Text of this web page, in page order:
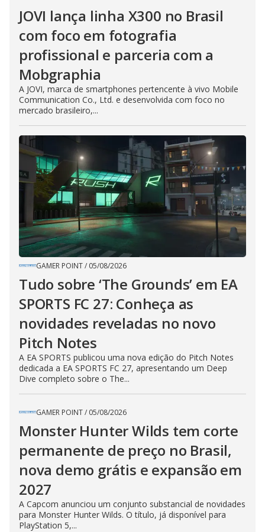
JOVI lança linha X300 no Brasil
com foco em fotografia
profissional e parceria com a
Mobgraphia
A JOVI, marca de smartphones pertencente à vivo Mobile
Communication Co., Ltd. e desenvolvida com foco no
mercado brasileiro,...
GAMER POINT/ 05/08/2026
Tudo sobre ‘The Grounds’ em EA
SPORTS FC 27: Conheça as
novidades reveladas no novo
Pitch Notes
A EA SPORTS publicou uma nova edição do Pitch Notes
dedicada a EA SPORTS FC 27, apresentando um Deep
Dive completo sobre o The...
GAMER POINT/ 05/08/2026
Monster Hunter Wilds tem corte
permanente de preço no Brasil,
nova demo grátis e expansão em
2027
A Capcom anunciou um conjunto substancial de novidades
para Monster Hunter Wilds. O título, já disponível para
PlayStation 5,...